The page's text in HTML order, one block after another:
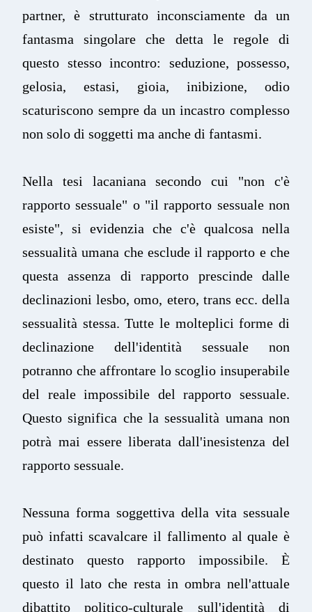
partner, è strutturato inconsciamente da un
fantasma singolare che detta le regole di
questo stesso incontro: seduzione, possesso,
gelosia, estasi, gioia, inibizione, odio
scaturiscono sempre da un incastro complesso
non solo di soggetti ma anche di fantasmi.
Nella tesi lacaniana secondo cui "non c'è
rapporto sessuale" o "il rapporto sessuale non
esiste", si evidenzia che c'è qualcosa nella
sessualità umana che esclude il rapporto e che
questa assenza di rapporto prescinde dalle
declinazioni lesbo, omo, etero, trans ecc. della
sessualità stessa. Tutte le molteplici forme di
declinazione dell'identità sessuale non
potranno che affrontare lo scoglio insuperabile
del reale impossibile del rapporto sessuale.
Questo significa che la sessualità umana non
potrà mai essere liberata dall'inesistenza del
rapporto sessuale.
Nessuna forma soggettiva della vita sessuale
può infatti scavalcare il fallimento al quale è
destinato questo rapporto impossibile. È
questo il lato che resta in ombra nell'attuale
dibattito politico-culturale sull'identità di